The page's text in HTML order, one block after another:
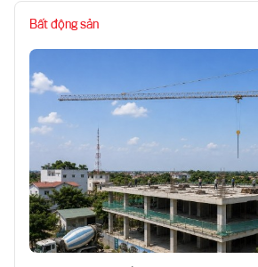
Bất động sản